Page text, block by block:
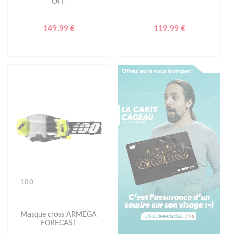
149.99 € 119.99 €
100
Masque cross ARMEGA
FORECAST